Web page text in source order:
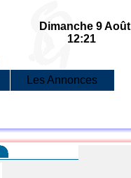
Dimanche 9 Août
12:21
Les Annonces